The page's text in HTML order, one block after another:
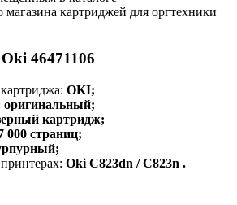
магазина картриджей для оргтехники
46471106
OKI;
оригинальный;
картридж;
000 страниц;
Oki C823dn / C823n .